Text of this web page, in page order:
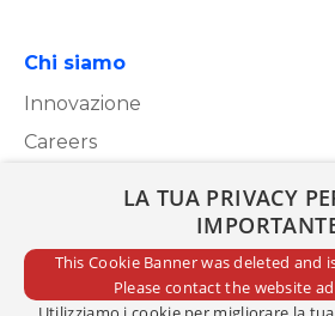
Chi siamo
Innovazione
Careers
Segnalazioni Whistleblowing
LA TUA PRIVACY
This Cookie Banner was deleted and
Please contact the website